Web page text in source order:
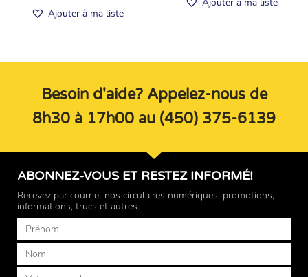
Ajouter à ma liste
Besoin d'aide? Appelez-nous de
8h30 à 17h00 au (450) 375-6139
ABONNEZ-VOUS ET RESTEZ INFORMÉ!
Recevez par courriel nos circulaires numériques, promotions,
informations, trucs et autres.
Prénom